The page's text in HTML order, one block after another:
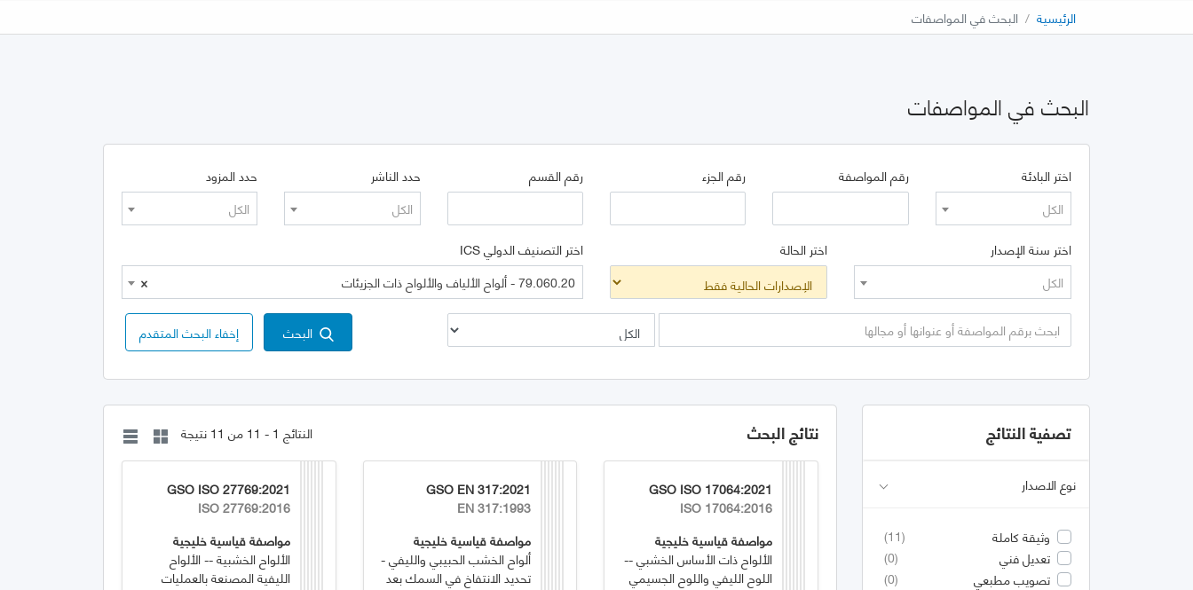
الرئيسية البحث في المواصفات
البحث في المواصفات
اختر البادئة
الكل
رقم المواصفة رقم الجزء رقم القسم
حدد الناشر
الكل
حدد المزود
الكل
اختر سنة الإصدار
الكل
اختر الحالة
اختر التصنيف الدولي ICS
×
79.060.20 - ألواح الألياف والألواح ذات الجزيئات
البحث إخفاء البحث المتقدم
تصفية النتائج
نوع الاصدار
وثيقة كاملة
(11)
تعديل فني
(0)
تصويب مطبعي
(0)
نتائج البحث النتائج 1 - 11 من 11 نتيجة
GSO ISO 17064:2021
ISO 17064:2016
مواصفة قياسية خليجية
الألواح ذات الأساس الخشبي --
اللوح الليفي واللوح الجسيمي
GSO EN 317:2021
EN 317:1993
مواصفة قياسية خليجية
ألواح الخشب الحبيبي والليفي -
تحديد الانتفاخ في السمك بعد
GSO ISO 27769:2021
ISO 27769:2016
مواصفة قياسية خليجية
الألواح الخشبية -- الألواح
الليفية المصنعة بالعمليات